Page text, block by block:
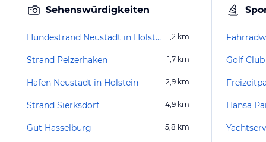
Sehenswürdigkeiten
Hundestrand Neustadt in Holstein 1,2 km
Strand Pelzerhaken 1,7 km
Hafen Neustadt in Holstein 2,9 km
Strand Sierksdorf 4,9 km
Gut Hasselburg 5,8 km
Golf
Hansa